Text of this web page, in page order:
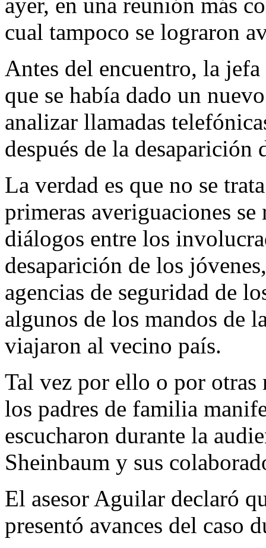
ayer, en una reunión más
cual tampoco se lograron
Antes del encuentro, la
que se había dado un
analizar llamadas
después de la desaparición
La verdad es que no se
primeras averiguaciones
diálogos entre los
desaparición de los
agencias de seguridad de
algunos de los mandos de
viajaron al vecino país.
Tal vez por ello o por otras
los padres de familia
escucharon durante la
Sheinbaum y sus
El asesor Aguilar declaró
presentó avances del caso